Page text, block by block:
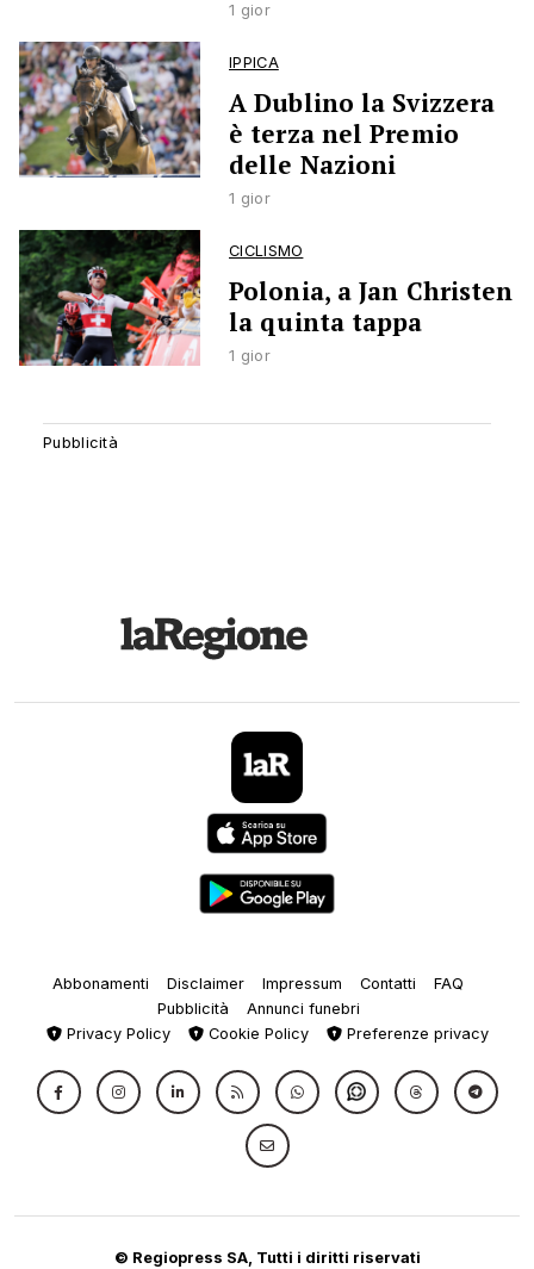
1 gior
IPPICA
A Dublino la Svizzera
è terza nel Premio
delle Nazioni
1 gior
CICLISMO
Polonia, a Jan Christen
la quinta tappa
1 gior
Abbonamenti Disclaimer Impressum Contatti
FAQ
Pubblicità
Annunci funebri
Privacy Policy
Cookie Policy Preferenze privacy
© Regiopress SA, Tutti i diritti riservati